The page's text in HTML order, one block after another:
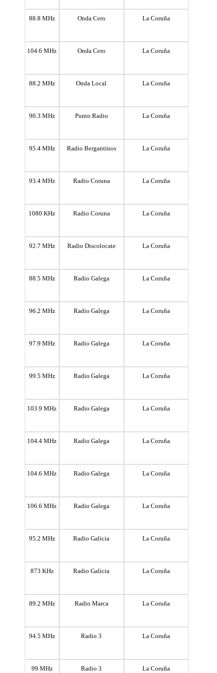
88.8 MHz Onda Cero La Coruña
104.6 MHz Onda Cero La Coruña
88.2 MHz Onda Local La Coruña
90.3 MHz Punto Radio La Coruña
95.4 MHz Radio Bergantinos La Coruña
93.4 MHz Radio Coruna La Coruña
1080 KHz Radio Coruna La Coruña
92.7 MHz Radio Discolocate La Coruña
88.5 MHz Radio Galega La Coruña
96.2 MHz Radio Galega La Coruña
97.9 MHz Radio Galega La Coruña
99.5 MHz Radio Galega La Coruña
103.9 MHz Radio Galega La Coruña
104.4 MHz Radio Galega La Coruña
104.6 MHz Radio Galega La Coruña
106.6 MHz Radio Galega La Coruña
95.2 MHz Radio Galicia La Coruña
873 KHz Radio Galicia La Coruña
89.2 MHz Radio Marca La Coruña
94.5 MHz Radio 3 La Coruña
99 MHz Radio 3 La Coruña